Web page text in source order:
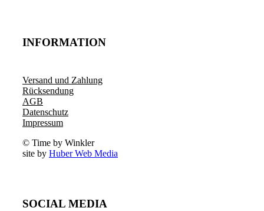
INFORMATION
Versand und Zahlung
Rücksendung
AGB
Datenschutz
Impressum
© Time by Winkler
site by Huber Web Media
SOCIAL MEDIA